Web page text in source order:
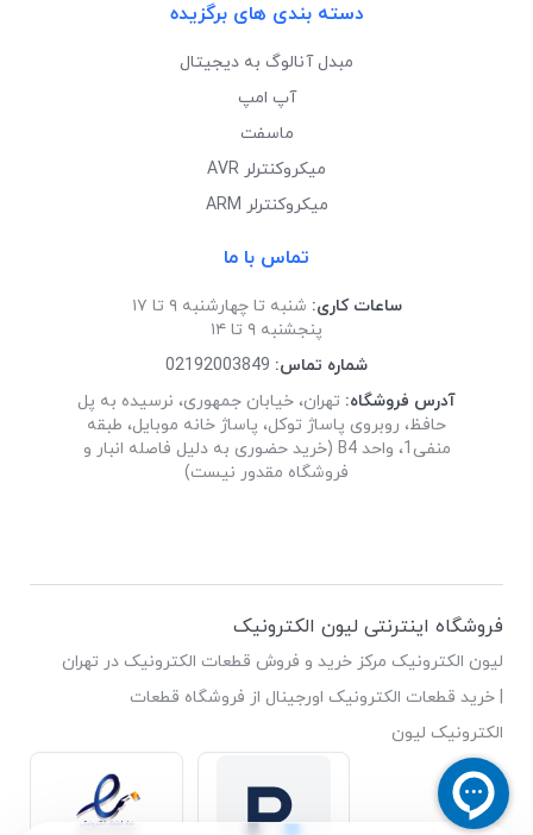
دسته بندی های برگزیده
مبدل آنالوگ به دیجیتال
آپ امپ
ماسفت
میکروکنترلر AVR
میکروکنترلر ARM
تماس با ما
ساعات کاری: شنبه تا چهارشنبه ۹ تا ۱۷
پنجشنبه ۹ تا ۱۴
شماره تماس: 02192003849
آدرس فروشگاه: تهران، خیابان جمهوری، نرسیده به پل
حافظ، روبروی پاساژ توکل، پاساژ خانه موبایل، طبقه
منفی1، واحد B4 (خرید حضوری به دلیل فاصله انبار و
فروشگاه مقدور نیست)
فروشگاه اینترنتی لیون الکترونیک
لیون الکترونیک مرکز خرید و فروش قطعات الکترونیک در تهران
| خرید قطعات الکترونیک اورجینال از فروشگاه قطعات
الکترونیک لیون